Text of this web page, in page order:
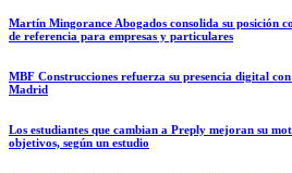
Martín Mingorance Abogados consolida su posición
de referencia para empresas y particulares
MBF Construcciones refuerza su presencia digital
Madrid
Los estudiantes que cambian a Preply mejoran su
objetivos, según un estudio